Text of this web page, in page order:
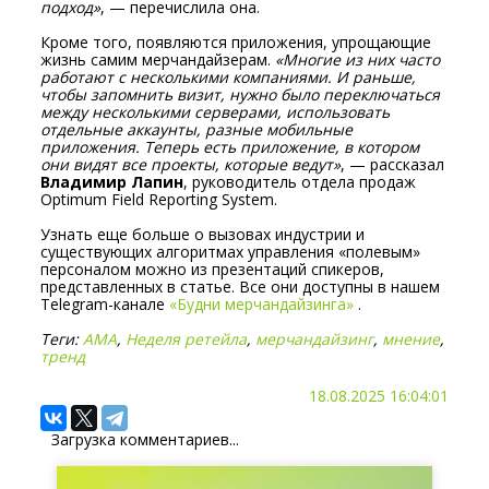
подход», — перечислила она.
Кроме того, появляются приложения, упрощающие
жизнь самим мерчандайзерам. «Многие из них часто
работают с несколькими компаниями. И раньше,
чтобы запомнить визит, нужно было переключаться
между несколькими серверами, использовать
отдельные аккаунты, разные мобильные
приложения. Теперь есть приложение, в котором
они видят все проекты, которые ведут», — рассказал
Владимир Лапин, руководитель отдела продаж
Optimum Field Reporting System.
Узнать еще больше о вызовах индустрии и
существующих алгоритмах управления «полевым»
персоналом можно из презентаций спикеров,
представленных в статье. Все они доступны в нашем
Telegram-канале «Будни мерчандайзинга» .
Теги:АМА, Неделя ретейла, мерчандайзинг, мнение,
тренд
18.08.2025 16:04:01
Загрузка комментариев...